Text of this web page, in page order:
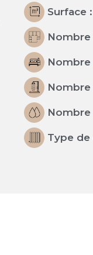
Surface :
Nombre
Nombre
Nombre
Nombre
Type de